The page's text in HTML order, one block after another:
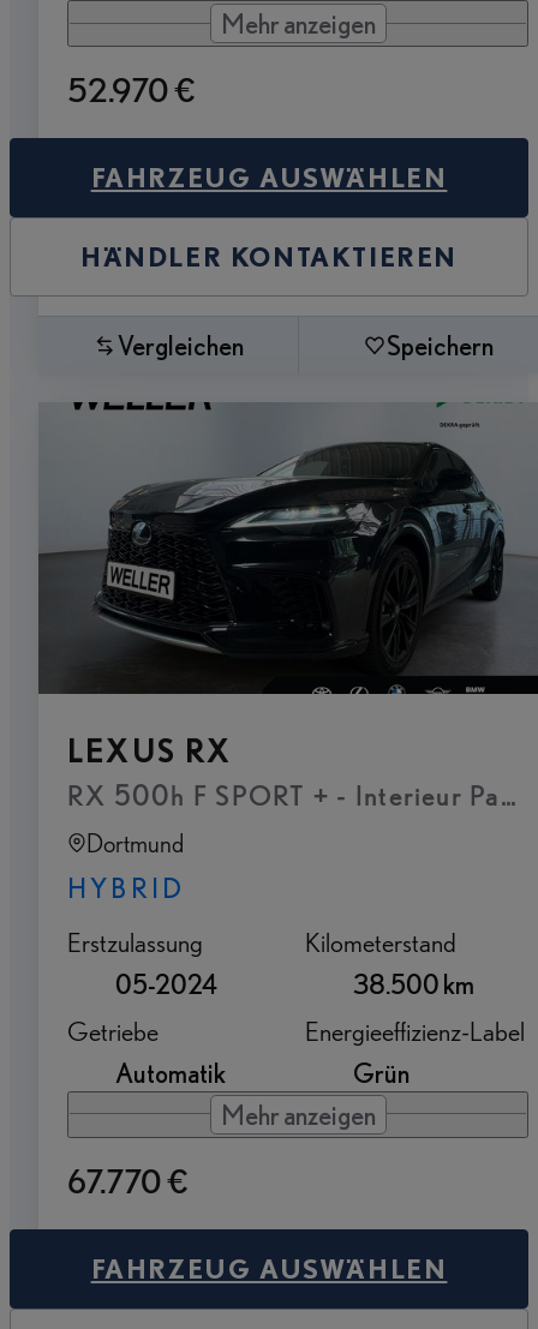
Mehr anzeigen
52.970 €
FAHRZEUG AUSWÄHLEN
HÄNDLER KONTAKTIEREN
Vergleichen Speichern
LEXUS RX
RX 500h F SPORT + - Interieur
Dortmund
HYBRID
Erstzulassung
05-2024
Kilometerstand
38.500 km
Getriebe
Automatik
Energieeffizienz-Label
Grün
Mehr anzeigen
67.770 €
FAHRZEUG AUSWÄHLEN